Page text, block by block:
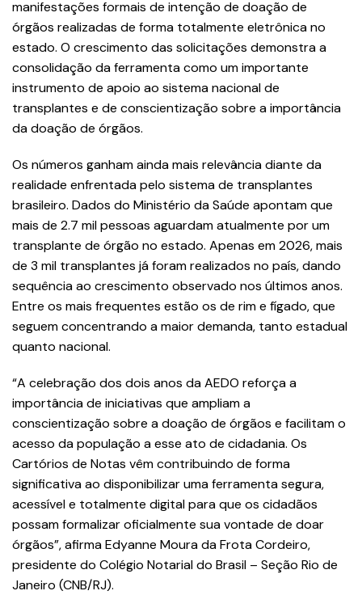
manifestações formais de intenção de doação de
órgãos realizadas de forma totalmente eletrônica no
estado. O crescimento das solicitações demonstra a
consolidação da ferramenta como um importante
instrumento de apoio ao sistema nacional de
transplantes e de conscientização sobre a importância
da doação de órgãos.
Os números ganham ainda mais relevância diante da
realidade enfrentada pelo sistema de transplantes
brasileiro. Dados do Ministério da Saúde apontam que
mais de 2.7 mil pessoas aguardam atualmente por um
transplante de órgão no estado. Apenas em 2026, mais
de 3 mil transplantes já foram realizados no país, dando
sequência ao crescimento observado nos últimos anos.
Entre os mais frequentes estão os de rim e fígado, que
seguem concentrando a maior demanda, tanto estadual
quanto nacional.
“A celebração dos dois anos da AEDO reforça a
importância de iniciativas que ampliam a
conscientização sobre a doação de órgãos e facilitam o
acesso da população a esse ato de cidadania. Os
Cartórios de Notas vêm contribuindo de forma
significativa ao disponibilizar uma ferramenta segura,
acessível e totalmente digital para que os cidadãos
possam formalizar oficialmente sua vontade de doar
órgãos”, afirma Edyanne Moura da Frota Cordeiro,
presidente do Colégio Notarial do Brasil – Seção Rio de
Janeiro (CNB/RJ).